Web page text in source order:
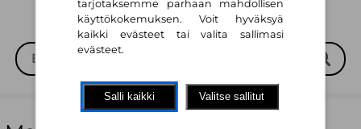
tarjotaksemme parhaan mahdollisen
käyttökokemuksen. Voit hyväksyä
kaikki evästeet tai valita sallimasi
evästeet.
Salli kaikki Valitse sallitut